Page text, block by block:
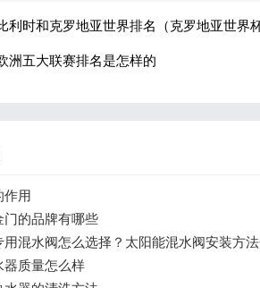
利时和克罗地亚世界排名（克罗地亚世界
洲五大联赛排名是怎样的
作用
门的品牌有哪些
用混水阀怎么选择？太阳能混水阀安装方
器质量怎么样